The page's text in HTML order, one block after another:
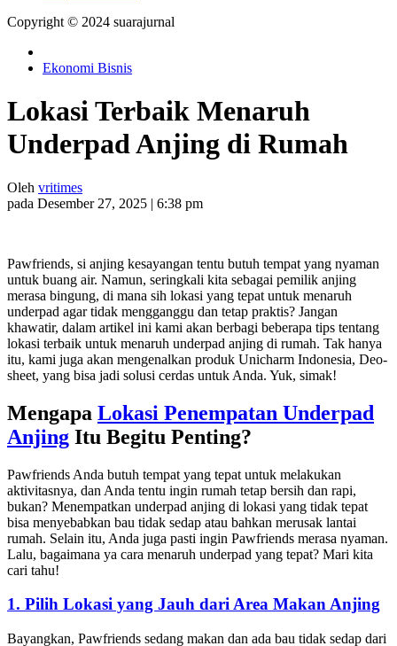
Copyright © 2024 suarajurnal
Ekonomi Bisnis
Lokasi Terbaik Menaruh
Underpad Anjing di Rumah
Oleh vritimes
pada Desember 27, 2025 | 6:38 pm
Pawfriends, si anjing kesayangan tentu butuh tempat yang nyaman
untuk buang air. Namun, seringkali kita sebagai pemilik anjing
merasa bingung, di mana sih lokasi yang tepat untuk menaruh
underpad agar tidak mengganggu dan tetap praktis? Jangan
khawatir, dalam artikel ini kami akan berbagi beberapa tips tentang
lokasi terbaik untuk menaruh underpad anjing di rumah. Tak hanya
itu, kami juga akan mengenalkan produk Unicharm Indonesia, Deo-
sheet, yang bisa jadi solusi cerdas untuk Anda. Yuk, simak!
Mengapa Lokasi Penempatan Underpad
Anjing Itu Begitu Penting?
Pawfriends Anda butuh tempat yang tepat untuk melakukan
aktivitasnya, dan Anda tentu ingin rumah tetap bersih dan rapi,
bukan? Menempatkan underpad anjing di lokasi yang tidak tepat
bisa menyebabkan bau tidak sedap atau bahkan merusak lantai
rumah. Selain itu, Anda juga pasti ingin Pawfriends merasa nyaman.
Lalu, bagaimana ya cara menaruh underpad yang tepat? Mari kita
cari tahu!
1. Pilih Lokasi yang Jauh dari Area Makan Anjing
Bayangkan, Pawfriends sedang makan dan ada bau tidak sedap dari